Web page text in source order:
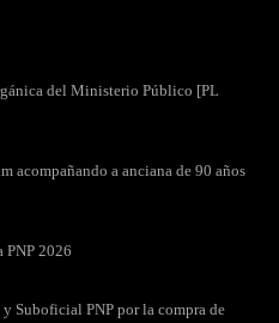
del Ministerio Público [PL
acompañando a anciana de 90 años
PNP 2026
Suboficial PNP por la compra de